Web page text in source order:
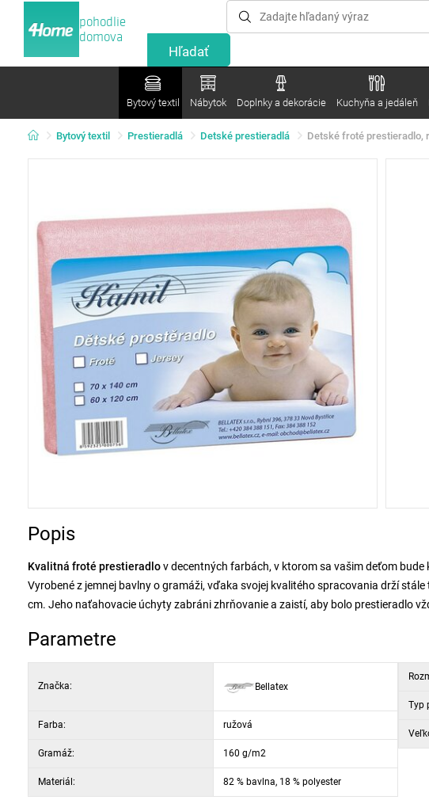
pohodlie
domova
Bytový textil Nábytok Doplnky a dekorácie Kuchyňa a jedáleň
Bytový textil Prestieradlá Detské prestieradlá Detské froté prestieradlo,
Popis
Kvalitná froté prestieradlov decentných farbách, v ktorom sa vašim deťom
Vyrobené z jemnej bavlny o gramáži, vďaka svojej kvalitého spracovania drží
cm. Jeho naťahovacie úchyty zabráni zhrňovanie a zaistí, aby bolo prestieradlo
Parametre
Značka: Bellatex
Farba: ružová
Gramáž: 160 g/m2
Materiál: 82 % bavlna, 18 % polyester
Typ